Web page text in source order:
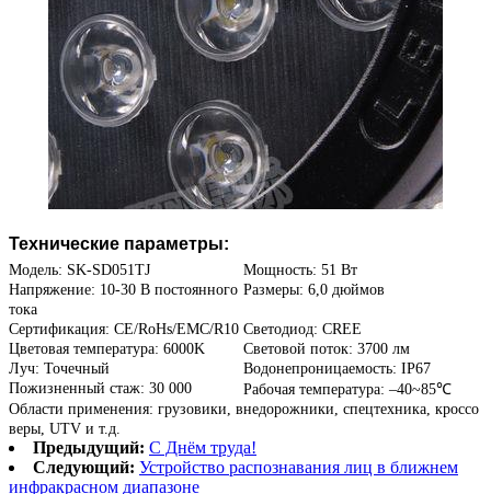
Технические параметры:
Модель: SK-SD051TJ
Мощность: 51 Вт
Напряжение: 10-30 В постоянного
тока
Размеры: 6,0 дюймов
Сертификация: CE/RoHs/EMC/R10 Светодиод: CREE
Цветовая температура: 6000K
Световой поток: 3700 лм
Луч: Точечный
Водонепроницаемость: IP67
Пожизненный стаж: 30 000
Рабочая температура: –40~85℃
Области применения: грузовики, внедорожники, спецтехника, кроссо
веры, UTV и т.д.
Предыдущий: С Днём труда!
Следующий: Устройство распознавания лиц в ближнем
инфракрасном диапазоне